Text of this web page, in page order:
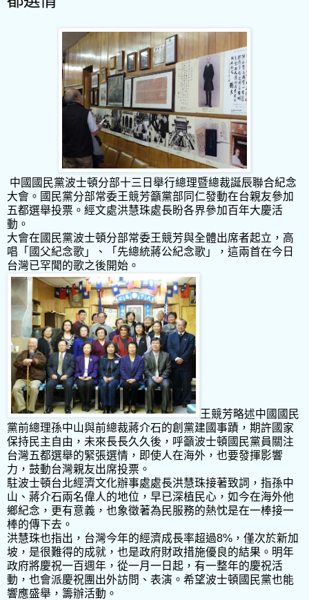
中國國民黨波士頓分部十三日舉行總理暨總裁誕辰聯合紀念
大會。國民黨分部常委王競芳籲黨部同仁發動在台親友參加
五都選舉投票。經文處洪慧珠處長盼各界參加百年大慶活
動。
大會在國民黨波士頓分部常委王競芳與全體出席者起立，高
唱「國父紀念歌」、「先總統蔣公紀念歌」，這兩首在今日
台灣已罕聞的歌之後開始。
王競芳略述中國國民
黨前總理孫中山與前總裁蔣介石的創黨建國事蹟，期許國家
保持民主自由，未來長長久久後，呼籲波士頓國民黨員關注
台灣五都選舉的緊張選情，即使人在海外，也要發揮影響
力，鼓動台灣親友出席投票。
駐波士頓台北經濟文化辦事處處長洪慧珠接著致詞，指孫中
山、蔣介石兩名偉人的地位，早已深植民心，如今在海外他
鄉紀念，更有意義，也象徵著為民服務的熱忱是在一棒接一
棒的傳下去。
洪慧珠也指出，台灣今年的經濟成長率超過8%，僅次於新加
坡，是很難得的成就，也是政府財政措施優良的結果。明年
政府將慶祝一百週年，從一月一日起，有一整年的慶祝活
動，也會派慶祝團出外訪問、表演。希望波士頓國民黨也能
響應盛舉，籌辦活動。